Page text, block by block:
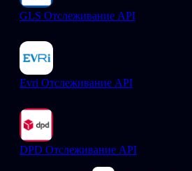
GLS Отслеживание API
Evri Отслеживание API
DPD Отслеживание API